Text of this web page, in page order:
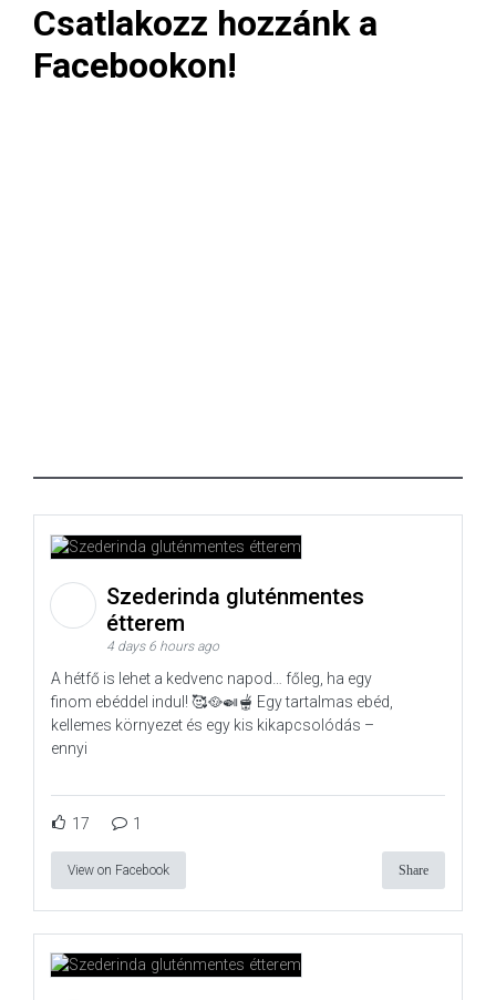
Csatlakozz hozzánk a
Facebookon!
Szederinda gluténmentes
étterem
4 days 6 hours ago
A hétfő is lehet a kedvenc napod… főleg, ha egy
finom ebéddel indul! 🥰🥘🍛🫕 Egy tartalmas ebéd,
kellemes környezet és egy kis kikapcsolódás –
ennyi
17 1
View on Facebook Share